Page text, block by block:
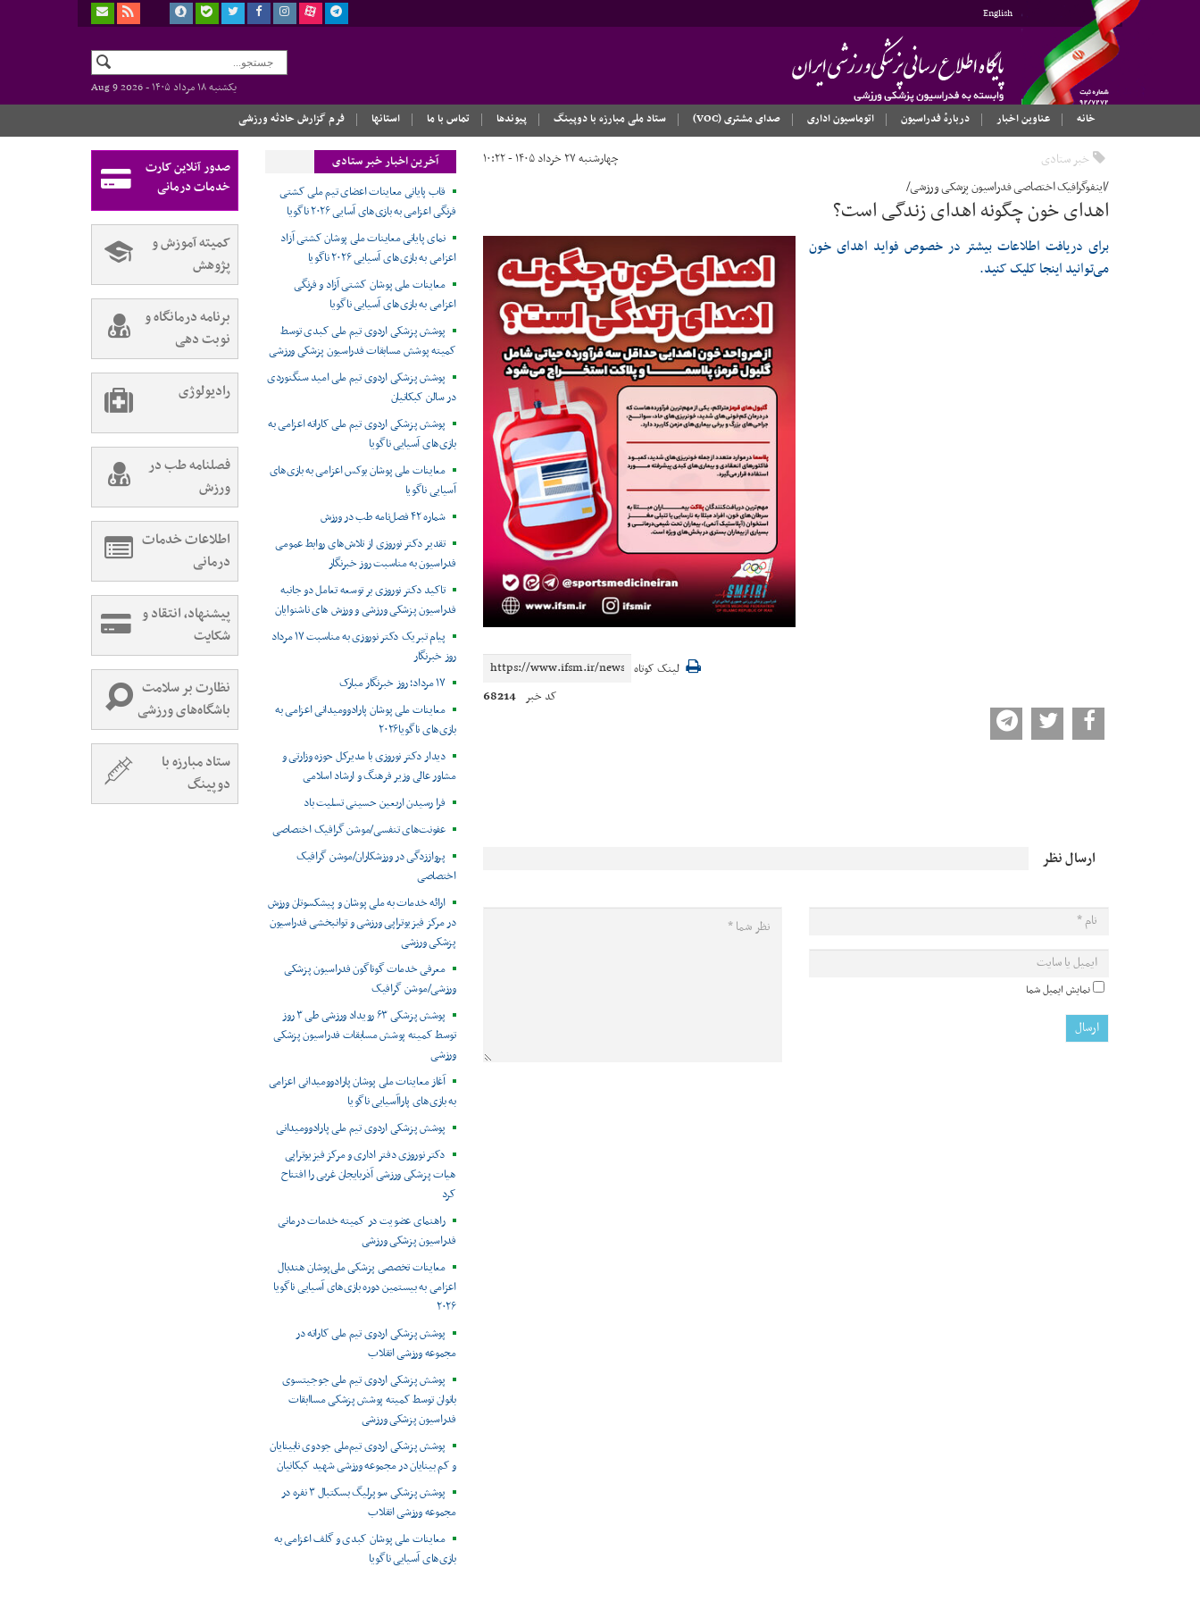
English
یکشنبه ۱۸ مرداد ۱۴۰۵ -
Aug 9 2026
خانه
عناوین اخبار دربارهٔ فدراسیون اتوماسیون اداری صدای مشتری (VOC) ستاد ملی مبارزه با دوپینگ پیوندها تماس با ما استانها فرم گزارش حادثه ورزشی
خبر ستادی چهارشنبه ۲۷ خرداد ۱۴۰۵ - ۱۰:۲۲
/اینفوگرافیک اختصاصی فدراسیون پزشکی ورزشی/
اهدای خون چگونه اهدای زندگی است؟
برای دریافت اطلاعات بیشتر در خصوص فواید اهدای خون
می‌توانید اینجا کلیک کنید.
لینک کوتاه
کد خبر 68214
ارسال نظر
نمایش ایمیل شما
آخرین اخبار خبر ستادی
قاب پایانی معاینات اعضای تیم ملی کشتی
فرنگی اعزامی به بازی‌های آسایی ۲۰۲۶ ناگویا
نمای پایانی معاینات ملی پوشان کشتی آزاد
اعزامی به بازی‌های آسیایی ۲۰۲۶ ناگویا
معاینات ملی پوشان کشتی آزاد و فرنگی
اعزامی به بازی‌های آسیایی ناگویا
پوشش پزشکی اردوی تیم ملی کبدی توسط
کمیته پوشش مسابقات فدراسیون پزشکی ورزشی
پوشش پزشکی اردوی تیم ملی امید سنگنوردی
در سالن کبکانیان
پوشش پزشکی اردوی تیم ملی کاراته اعزامی به
بازی‌های آسیایی ناگویا
معاینات ملی پوشان بوکس اعزامی به بازی‌های
آسیایی ناگویا
شماره ۴۲ فصل‌نامه طب در ورزش
تقدیر دکتر نوروزی از تلاش‌های روابط عمومی
فدراسیون به مناسبت روز خبرنگار
تاکید دکتر نوروزی بر توسعه تعامل دو جانبه
فدراسیون پزشکی ورزشی و ورزش های ناشنوایان
پیام تبریک دکتر نوروزی به مناسبت ۱۷ مرداد
روز خبرنگار
۱۷ مرداد؛ روز خبرنگار مبارک
معاینات ملی پوشان پارادوومیدانی اعزامی به
بازی‌های ناگویا۲۰۲۶
دیدار دکتر نوروزی با مدیرکل حوزه وزارتی و
مشاور عالی وزیر فرهنگ و ارشاد اسلامی
فرا رسیدن اربعین حسینی تسلیت باد
عفونت‌های تنفسی/موشن گرافیک اختصاصی
پرواززدگی در ورزشکاران/موشن گرافیک
اختصاصی
ارائه خدمات به ملی پوشان و پیشکسوتان ورزش
در مرکز فیزیوتراپی ورزشی و توانبخشی فدراسیون
پزشکی ورزشی
معرفی خدمات گوناگون فدراسیون پزشکی
ورزشی/موشن گرافیک
پوشش پزشکی ۶۳ رویداد ورزشی طی ۳ روز
توسط کمیته پوشش مسابقات فدراسیون پزشکی
ورزشی
آغاز معاینات ملی پوشان پارادوومیدانی اعزامی
به بازی‌های پاراآسیایی ناگویا
پوشش پزشکی اردوی تیم ملی پارادوومیدانی
دکتر نوروزی دفتر اداری و مرکز فیزیوتراپی
هیات پزشکی ورزشی آذربایجان غربی را افتتاح
کرد
راهنمای عضویت در کمیته خدمات درمانی
فدراسیون پزشکی ورزشی
معاینات تخصصی پزشکی ملی‌پوشان هندبال
اعزامی به بیستمین دوره بازی‌های آسیایی ناگویا
۲۰۲۶
پوشش پزشکی اردوی تیم ملی کاراته در
مجموعه ورزشی انقلاب
پوشش پزشکی اردوی تیم ملی جوجیتسوی
بانوان توسط کمیته پوشش پزشکی مساابقات
فدراسیون پزشکی ورزشی
پوشش پزشکی اردوی تیم‌ملی جودوی نابینایان
و کم بینایان در مجموعه ورزشی شهید کبکانیان
پوشش پزشکی سوپرلیگ بسکتبال ۳ نفره در
مجموعه ورزشی انقلاب
معاینات ملی پوشان کبدی و گلف اعزامی به
بازی‌های آسیایی ناگویا
صدور آنلاین کارت
خدمات درمانی
کمیته آموزش و
پژوهش
برنامه درمانگاه و
نوبت دهی
رادیولوژی
فصلنامه طب در
ورزش
اطلاعات خدمات
درمانی
پیشنهاد، انتقاد و
شکایت
نظارت بر سلامت
باشگاه‌های ورزشی
ستاد مبارزه با
دوپینگ